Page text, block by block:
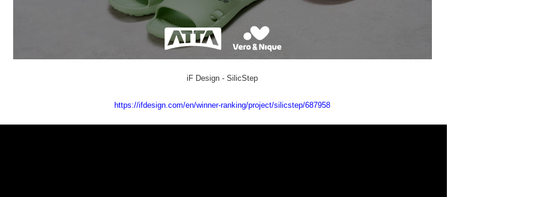
iF Design - SilicStep
https://ifdesign.com/en/winner-ranking/project/silicstep/687958